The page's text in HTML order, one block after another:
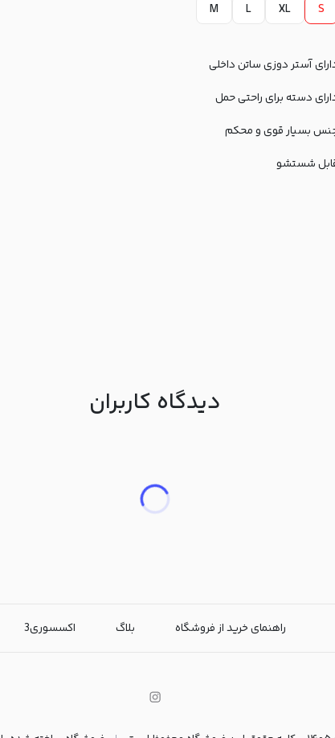
S
XL
L
M
آستر دوزی ساتن داخلی
دسته برای راحتی حمل
بسیار قوی و محکم
شستشو
دیدگاه کاربران
راهنمای خرید از فروشگاه بلاگ اکسسوری3